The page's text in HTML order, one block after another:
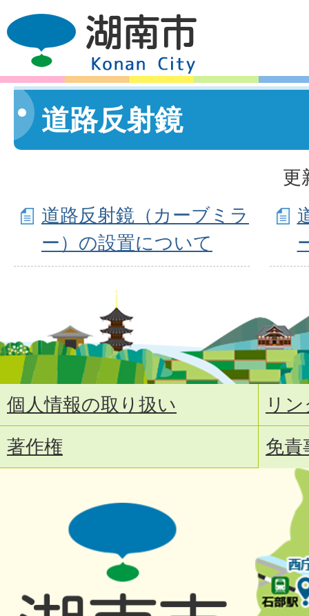
道路反射鏡
更
道路反射鏡（カーブミラ
ー）の設置について
個人情報の取り扱い
リ
著作権
免責